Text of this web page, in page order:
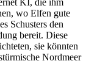
KI, die ihm
wo Elfen gute
Schusters den
bereit. Diese
sie könnten
Nordmeer